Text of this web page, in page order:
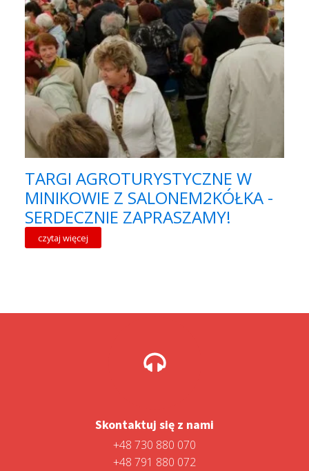
TARGI AGROTURYSTYCZNE W
MINIKOWIE Z SALONEM2KÓŁKA -
SERDECZNIE ZAPRASZAMY!
czytaj więcej
Skontaktuj się z nami
+48 730 880 070
+48 791 880 072